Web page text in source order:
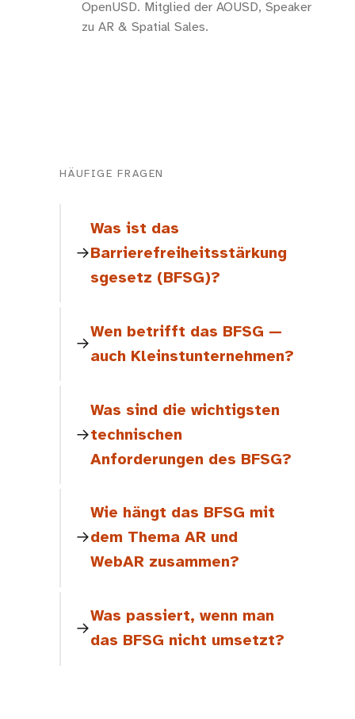
OpenUSD. Mitglied der AOUSD, Speaker
zu AR & Spatial Sales.
HÄUFIGE FRAGEN
Was ist das
Barrierefreiheitsstärkung
sgesetz (BFSG)?
Wen betrifft das BFSG —
auch Kleinstunternehmen?
Was sind die wichtigsten
technischen
Anforderungen des BFSG?
Wie hängt das BFSG mit
dem Thema AR und
WebAR zusammen?
Was passiert, wenn man
das BFSG nicht umsetzt?